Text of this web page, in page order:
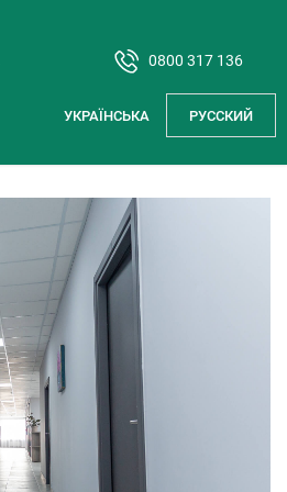
0800 317 136
УКРАЇНСЬКА РУССКИЙ